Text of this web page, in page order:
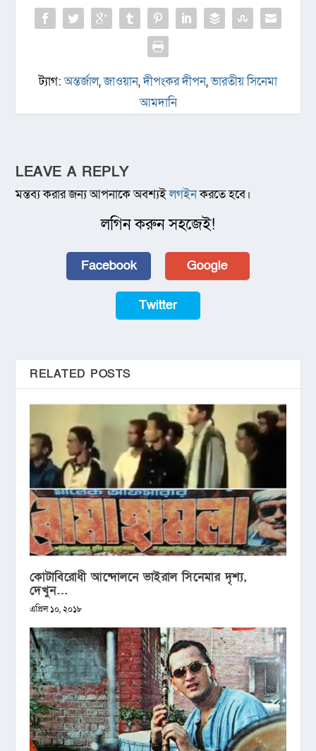
ট্যাগ:অন্তর্জাল,জাওয়ান,দীপংকর দীপন,ভারতীয় সিনেমা
আমদানি
LEAVE A REPLY
মন্তব্য করার জন্য আপনাকে অবশ্যইলগইনকরতে হবে।
লগিন করুন সহজেই!
Facebook Google
Twitter
RELATED POSTS
কোটাবিরোধী আন্দোলনে ভাইরাল সিনেমার দৃশ্য,
দেখুন…
এপ্রিল ১০, ২০১৮